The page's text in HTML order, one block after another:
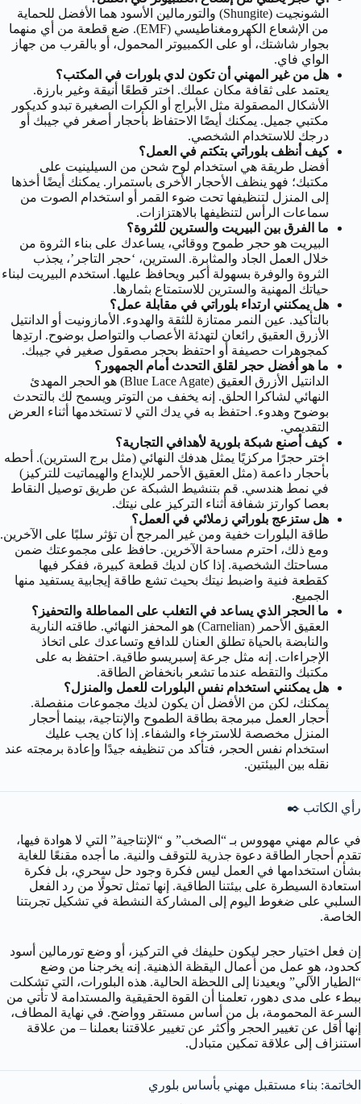
الشونجيت (Shungite) والتورمالين الأسود هما الأفضل للحماية
من الإشعاع الكهرومغناطيسي (EMF). ضع قطعة من أي منهما
بجوار شاشتك، أو على الكمبيوتر المحمول، أو بالقرب من جهاز
الواي فاي.
هل من غير المهني أن تكون لدي بلورات في المكتب؟
يعتمد على ثقافة مكان عملك. اختر قطعًا أنيقة وغير بارزة.
الأشكال المصقولة مثل الأبراج أو الكرات الصغيرة تبدو كديكور
مكتبي جميل. يمكنك أيضًا الاحتفاظ بأحجار أصغر في جيبك أو
درجك للاستخدام الشخصي.
كيف أنظف بلوراتي بتكتم في العمل؟
أفضل طريقة هي استخدام لوح شحن من السيلينيت على
مكتبك؛ فهو ينظف الأحجار الأخرى باستمرار. يمكنك أيضًا أخذها
إلى المنزل لتنظيفها تحت ضوء القمر أو استخدام الصوت من
سماعات الرأس لتنظيفها بالاهتزازات.
ما الفرق بين البيريت والسترين للثروة؟
البيريت هو حجر طموح ووقائي، يساعدك على بناء الثروة من
خلال العمل الجاد والمثابرة. السترين، ‘حجر التاجر’، يجذب
الثروة والوفرة بسهولة أكبر ويحافظ عليها. استخدم البيريت لبناء
حياتك المهنية والسترين للاستمتاع بثمارها.
هل يمكنني ارتداء بلوراتي في مقابلة عمل؟
بالتأكيد. عين النمر ممتازة للثقة والهدوء. الأمازونيت أو الدانتيل
الأزرق العقيق رائعان لتهدئة الأعصاب والتواصل بوضوح. ارتدِها
كمجوهرات حصيفة أو احتفظ بحجر مصقول صغير في جيبك.
ما هو أفضل حجر لقلق التحدث أمام الجمهور؟
الدانتيل الأزرق العقيق (Blue Lace Agate) هو الحجر المهدئ
النهائي لشاكرا الحلق. إنه يخفف من التوتر ويسمح لك بالتحدث
بوضوح وهدوء. احتفظ به في يدك التي لا تستخدمها أثناء العرض
التقديمي.
كيف أصنع شبكة بلورية لأهدافي التجارية؟
اختر حجرًا مركزيًا يمثل هدفك النهائي (مثل برج السترين). أحطه
بأحجار داعمة (مثل العقيق الأحمر للإبداع والهيماتيت للتركيز)
في نمط هندسي. قم بتنشيط الشبكة عن طريق توصيل النقاط
بعصا كوارتز شفافة أثناء التركيز على نيتك.
هل ستزعج بلوراتي زملائي في العمل؟
طاقة البلورات خفية ومن غير المرجح أن تؤثر سلبًا على الآخرين.
ومع ذلك، احترم مساحة الآخرين. حافظ على مجموعتك ضمن
مساحتك الشخصية. إذا كان لديك قطعة كبيرة، ففكر فيها
كقطعة فنية واضبط نيتك بحيث تشع طاقة إيجابية يستفيد منها
الجميع.
ما الحجر الذي يساعد في التغلب على المماطلة والتحفيز؟
العقيق الأحمر (Carnelian) هو المحفز النهائي. طاقته النارية
والنابضة بالحياة تطلق العنان للدافع وتساعدك على اتخاذ
الإجراءات. إنه مثل جرعة إسبريسو طاقية. احتفظ به على
مكتبك والتقطه عندما تشعر بانخفاض الطاقة.
هل يمكنني استخدام نفس البلورات للعمل والمنزل؟
يمكنك، لكن من الأفضل أن يكون لديك مجموعات منفصلة.
أحجار العمل مبرمجة بطاقة الطموح والإنتاجية، بينما أحجار
المنزل مخصصة للاسترخاء والشفاء. إذا كان يجب عليك
استخدام نفس الحجر، فتأكد من تنظيفه جيدًا وإعادة برمجته عند
نقله بين البيئتين.
رأي الكاتب ✒️
في عالم مهني مهووس بـ “الصخب” و “الإنتاجية” التي لا هوادة فيها،
تقدم أحجار الطاقة دعوة جذرية للتوقف والنية. ما أجده مقنعًا للغاية
بشأن استخدامها في العمل ليس فكرة وجود حل سحري، بل فكرة
استعادة السيطرة على بيئتنا الطاقية. إنها تمثل تحولًا من رد الفعل
السلبي على ضغوط اليوم إلى المشاركة النشطة في تشكيل تجربتنا
الخاصة.
إن فعل اختيار حجر ليكون حليفك في التركيز، أو وضع تورمالين أسود
كحدود، هو عمل من أعمال اليقظة الذهنية. إنه يخرجنا من وضع
“الطيار الآلي” ويعيدنا إلى اللحظة الحالية. هذه البلورات، التي تشكلت
ببطء على مدى دهور، تعلمنا أن القوة الحقيقية والمستدامة لا تأتي من
السرعة المحمومة، بل من أساس مستقر وواضح. في نهاية المطاف،
إنها أقل عن تغيير الحجر وأكثر عن تغيير علاقتنا بعملنا – من علاقة
استنزاف إلى علاقة تمكين متبادل.
الخاتمة: بناء مستقبل مهني بأساس بلوري